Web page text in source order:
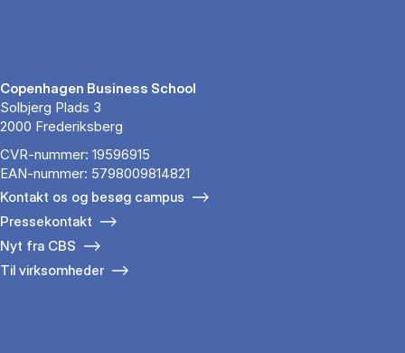
Copenhagen Business School
Solbjerg Plads 3
2000 Frederiksberg
CVR-nummer: 19596915
EAN-nummer: 5798009814821
Kontakt os og besøg campus
Pressekontakt
Nyt fra CBS
Til virksomheder